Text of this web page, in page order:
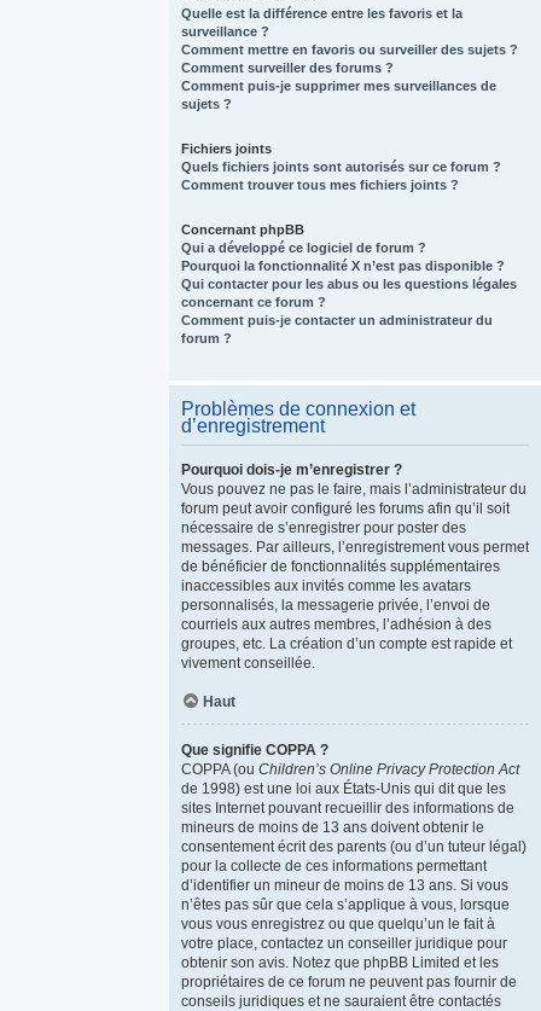
Quelle est la différence entre les favoris et la
surveillance ?
Comment mettre en favoris ou surveiller des sujets ?
Comment surveiller des forums ?
Comment puis-je supprimer mes surveillances de
sujets ?
Fichiers joints
Quels fichiers joints sont autorisés sur ce forum ?
Comment trouver tous mes fichiers joints ?
Concernant phpBB
Qui a développé ce logiciel de forum ?
Pourquoi la fonctionnalité X n’est pas disponible ?
Qui contacter pour les abus ou les questions légales
concernant ce forum ?
Comment puis-je contacter un administrateur du
forum ?
Problèmes de connexion et
d’enregistrement
Pourquoi dois-je m’enregistrer ?
Vous pouvez ne pas le faire, mais l’administrateur du
forum peut avoir configuré les forums afin qu’il soit
nécessaire de s’enregistrer pour poster des
messages. Par ailleurs, l’enregistrement vous permet
de bénéficier de fonctionnalités supplémentaires
inaccessibles aux invités comme les avatars
personnalisés, la messagerie privée, l’envoi de
courriels aux autres membres, l’adhésion à des
groupes, etc. La création d’un compte est rapide et
vivement conseillée.
Haut
Que signifie COPPA ?
COPPA (ou Children’s Online Privacy Protection Act
de 1998) est une loi aux États-Unis qui dit que les
sites Internet pouvant recueillir des informations de
mineurs de moins de 13 ans doivent obtenir le
consentement écrit des parents (ou d’un tuteur légal)
pour la collecte de ces informations permettant
d’identifier un mineur de moins de 13 ans. Si vous
n’êtes pas sûr que cela s’applique à vous, lorsque
vous vous enregistrez ou que quelqu’un le fait à
votre place, contactez un conseiller juridique pour
obtenir son avis. Notez que phpBB Limited et les
propriétaires de ce forum ne peuvent pas fournir de
conseils juridiques et ne sauraient être contactés